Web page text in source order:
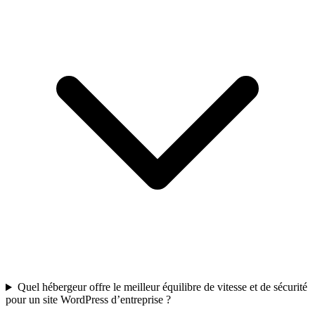
Quel hébergeur offre le meilleur équilibre de vitesse et de sécurité
pour un site WordPress d’entreprise ?